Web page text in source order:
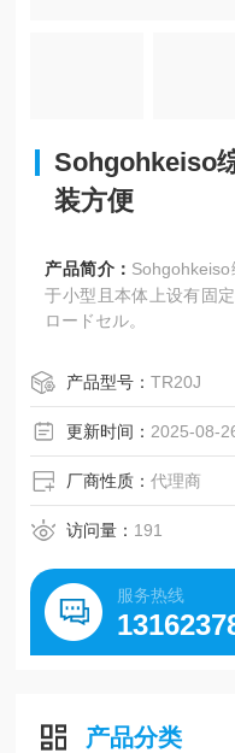
Sohgohkeiso
装方便
产品简介：
于小型且本体上设有固
ロードセル。
产品型号：TR20J
更新时间： 2025-08-
厂商性质：代理商
访问量： 191
服务热线
产品分类